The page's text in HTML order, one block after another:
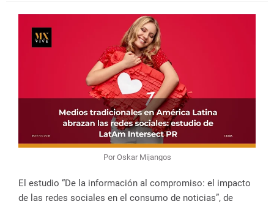
Por Oskar Mijangos
El estudio “De la información al compromiso: el impacto
de las redes sociales en el consumo de noticias”, de